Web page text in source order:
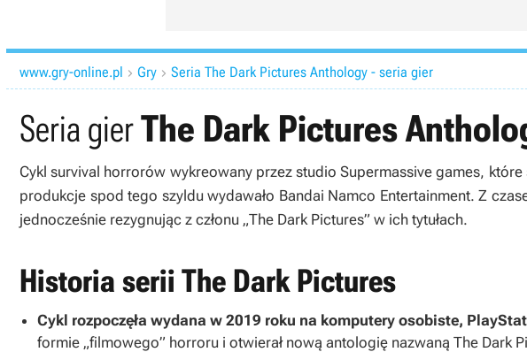
www.gry-online.pl  Gry  Seria The Dark Pictures Anthology - seria gier
Seria gierThe Dark Pictures
Cykl survival horrorów wykreowany przez studio Supermassive games,
produkcje spod tego szyldu wydawało Bandai Namco Entertainment. Z
jednocześnie rezygnując z członu „The Dark Pictures” w ich tytułach.
Historia serii The Dark Pictures
Cykl rozpoczęła wydana w 2019 roku na komputery osobiste,
formie „filmowego” horroru i otwierał nową antologię nazwaną The Dark